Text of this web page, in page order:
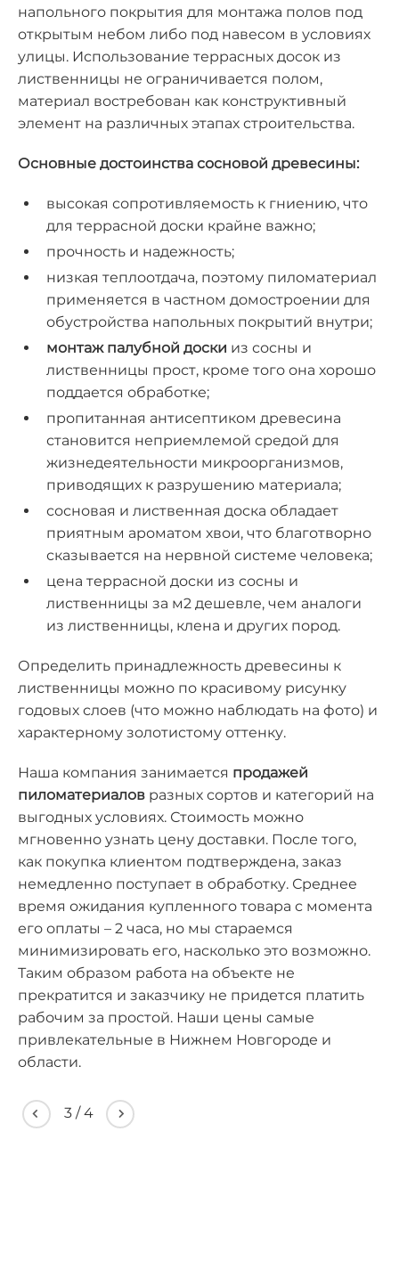
напольного покрытия для монтажа полов под
открытым небом либо под навесом в условиях
улицы. Использование террасных досок из
лиственницы не ограничивается полом,
материал востребован как конструктивный
элемент на различных этапах строительства.
Основные достоинства сосновой древесины:
высокая сопротивляемость к гниению, что
для террасной доски крайне важно;
прочность и надежность;
низкая теплоотдача, поэтому пиломатериал
применяется в частном домостроении для
обустройства напольных покрытий внутри;
монтаж палубной доски из сосны и
лиственницы прост, кроме того она хорошо
поддается обработке;
пропитанная антисептиком древесина
становится неприемлемой средой для
жизнедеятельности микроорганизмов,
приводящих к разрушению материала;
сосновая и лиственная доска обладает
приятным ароматом хвои, что благотворно
сказывается на нервной системе человека;
цена террасной доски из сосны и
лиственницы за м2 дешевле, чем аналоги
из лиственницы, клена и других пород.
Определить принадлежность древесины к
лиственницы можно по красивому рисунку
годовых слоев (что можно наблюдать на фото) и
характерному золотистому оттенку.
Наша компания занимается продажей
пиломатериалов разных сортов и категорий на
выгодных условиях. Стоимость можно
мгновенно узнать цену доставки. После того,
как покупка клиентом подтверждена, заказ
немедленно поступает в обработку. Среднее
время ожидания купленного товара с момента
его оплаты – 2 часа, но мы стараемся
минимизировать его, насколько это возможно.
Таким образом работа на объекте не
прекратится и заказчику не придется платить
рабочим за простой. Наши цены самые
привлекательные в Нижнем Новгороде и
области.
3/4